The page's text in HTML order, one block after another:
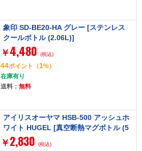
象印 SD-BE20-HA グレー [ステンレス
クールボトル (2.06L)]
￥ 4,480 (税込)
44ポイント （1%）
在庫有り
送料： 無料
アイリスオーヤマ HSB-500 アッシュホ
ワイト HUGEL [真空断熱マグボトル (5
00ml)]
￥ 2,830 (税込)